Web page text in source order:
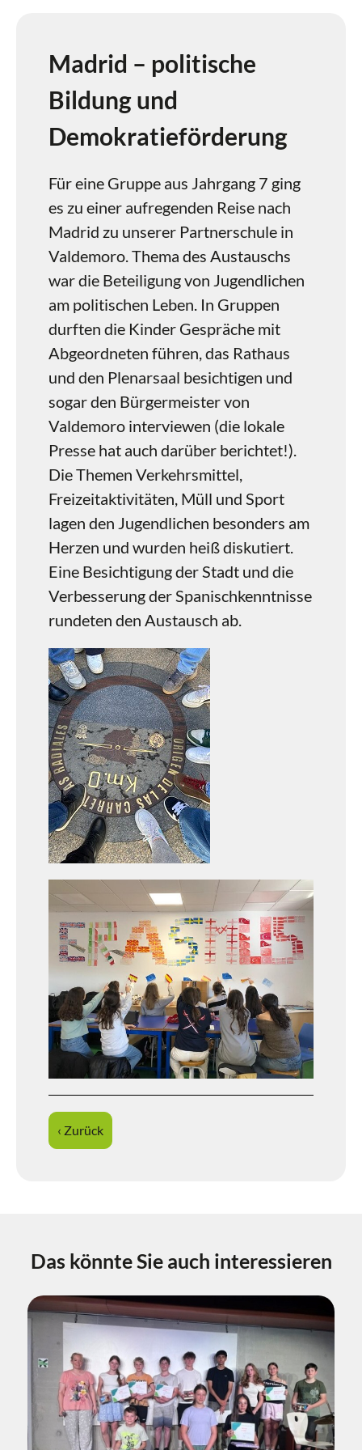
Madrid – politische
Bildung und
Demokratieförderung
Für eine Gruppe aus Jahrgang 7 ging
es zu einer aufregenden Reise nach
Madrid zu unserer Partnerschule in
Valdemoro. Thema des Austauschs
war die Beteiligung von Jugendlichen
am politischen Leben. In Gruppen
durften die Kinder Gespräche mit
Abgeordneten führen, das Rathaus
und den Plenarsaal besichtigen und
sogar den Bürgermeister von
Valdemoro interviewen (die lokale
Presse hat auch darüber berichtet!).
Die Themen Verkehrsmittel,
Freizeitaktivitäten, Müll und Sport
lagen den Jugendlichen besonders am
Herzen und wurden heiß diskutiert.
Eine Besichtigung der Stadt und die
Verbesserung der Spanischkenntnisse
rundeten den Austausch ab.
‹ Zurück
Das könnte Sie auch interessieren